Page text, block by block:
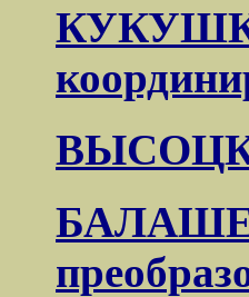
БАЛАШЕВ